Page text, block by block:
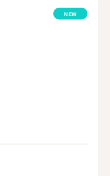
NEW